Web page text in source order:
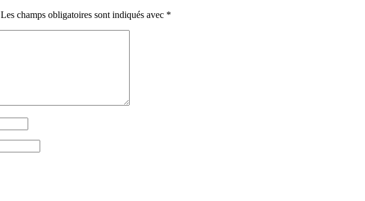
Les champs obligatoires sont indiqués avec *